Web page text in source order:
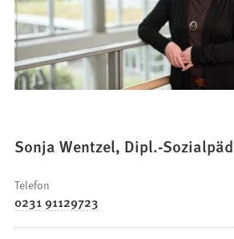
Sonja Wentzel, Dipl.-
Telefon
0231 91129723